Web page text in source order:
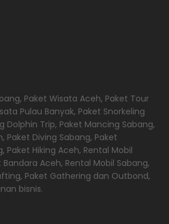
Paket Wisata Aceh, Paket Tour
Pulau Banyak, Paket Snorkeling
Dolphin Trip, Paket Mancing Sabang,
Paket Diving Sabang, Paket
Paket Hiking Aceh, Rental Mobil
Aceh, Rental Mobil Sabang,
Paket Gathering dan Outbond,
bisnis.